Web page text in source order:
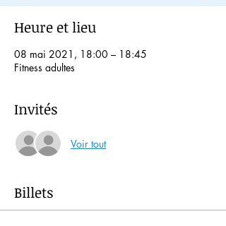
Heure et lieu
08 mai 2021, 18:00 – 18:45
Fitness adultes
Invités
Voir tout
Billets